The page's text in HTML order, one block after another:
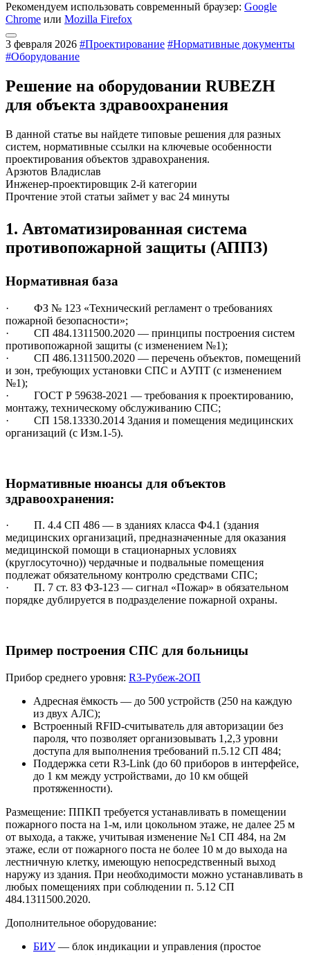
Рекомендуем использовать современный браузер: Google
Chrome или Mozilla Firefox
3 февраля 2026 #Проектирование #Нормативные документы
#Оборудование
Решение на оборудовании RUBEZH
для объекта здравоохранения
В данной статье вы найдете типовые решения для разных
систем, нормативные ссылки на ключевые особенности
проектирования объектов здравохранения.
Арзютов Владислав
Инженер-проектировщик 2-й категории
Прочтение этой статьи займет у вас 24 минуты
1. Автоматизированная система
противопожарной защиты (АППЗ)
Нормативная база
· ФЗ № 123 «Технический регламент о требованиях
пожарной безопасности»;
· СП 484.1311500.2020 — принципы построения систем
противопожарной защиты (с изменением №1);
· СП 486.1311500.2020 — перечень объектов, помещений
и зон, требующих установки СПС и АУПТ (с изменением
№1);
· ГОСТ Р 59638-2021 — требования к проектированию,
монтажу, техническому обслуживанию СПС;
· СП 158.13330.2014 Здания и помещения медицинских
организаций (с Изм.1-5).
Нормативные нюансы для объектов
здравоохранения:
· П. 4.4 СП 486 — в зданиях класса Ф4.1 (здания
медицинских организаций, предназначенные для оказания
медицинской помощи в стационарных условиях
(круглосуточно)) чердачные и подвальные помещения
подлежат обязательному контролю средствами СПС;
· П. 7 ст. 83 ФЗ-123 — сигнал «Пожар» в обязательном
порядке дублируется в подразделение пожарной охраны.
Пример построения СПС для больницы
Прибор среднего уровня: R3-Рубеж-2ОП
Адресная ёмкость — до 500 устройств (250 на каждую
из двух АЛС);
Встроенный RFID-считыватель для авторизации без
пароля, что позволяет организовывать 1,2,3 уровни
доступа для выполнения требований п.5.12 СП 484;
Поддержка сети R3-Link (до 60 приборов в интерфейсе,
до 1 км между устройствами, до 10 км общей
протяженности).
Размещение: ППКП требуется устанавливать в помещении
пожарного поста на 1-м, или цокольном этаже, не далее 25 м
от выхода, а также, учитывая изменение №1 СП 484, на 2м
этаже, если от пожарного поста не более 10 м до выхода на
лестничную клетку, имеющую непосредственный выход
наружу из здания. При необходимости можно устанавливать в
любых помещениях при соблюдении п. 5.12 СП
484.1311500.2020.
Дополнительное оборудование:
БИУ— блок индикации и управления (простое